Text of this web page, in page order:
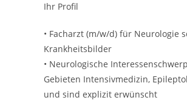
Ihr Profil
• Facharzt (m/w/d) für Neurologie
Krankheitsbilder
• Neurologische
Gebieten Intensivmedizin,
und sind explizit erwünscht